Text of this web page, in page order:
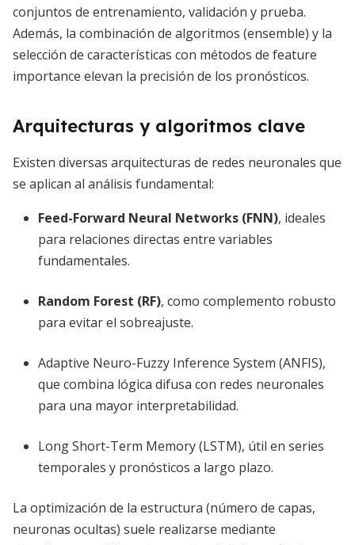
conjuntos de entrenamiento, validación y prueba.
Además, la combinación de algoritmos (ensemble) y la
selección de características con métodos de feature
importance elevan la precisión de los pronósticos.
Arquitecturas y algoritmos clave
Existen diversas arquitecturas de redes neuronales que
se aplican al análisis fundamental:
Feed-Forward Neural Networks (FNN), ideales
para relaciones directas entre variables
fundamentales.
Random Forest (RF), como complemento robusto
para evitar el sobreajuste.
Adaptive Neuro-Fuzzy Inference System (ANFIS),
que combina lógica difusa con redes neuronales
para una mayor interpretabilidad.
Long Short-Term Memory (LSTM), útil en series
temporales y pronósticos a largo plazo.
La optimización de la estructura (número de capas,
neuronas ocultas) suele realizarse mediante